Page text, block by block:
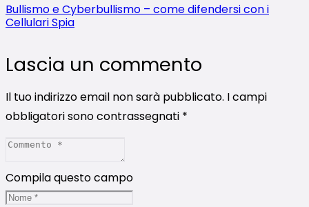
Bullismo e Cyberbullismo – come difendersi con i
Cellulari Spia
Lascia un commento
Il tuo indirizzo email non sarà pubblicato. I campi
obbligatori sono contrassegnati *
Compila questo campo